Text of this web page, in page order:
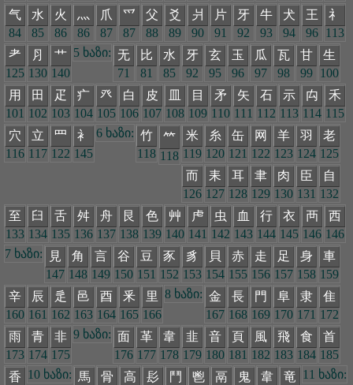
气
84
水
85
火
86
灬
86
爪
87
爫
87
父
88
爻
89
爿
90
片
91
牙
92
牛
93
犬
94
王
96
礻
113
耂
125
⺼
130
艹
140
5 ხაზი: 无
71
比
81
水
85
牙
92
玄
95
玉
96
瓜
97
瓦
98
甘
99
生
100
用
101
田
102
疋
103
疒
104
癶
105
白
106
皮
107
皿
108
目
109
矛
110
矢
111
石
112
示
113
禸
114
禾
115
穴
116
立
117
罒
122
衤
145
6 ხაზი: 竹
118
𥫗
118
米
119
糸
120
缶
121
网
122
羊
123
羽
124
老
125
而
126
耒
127
耳
128
聿
129
肉
130
臣
131
自
132
至
133
臼
134
舌
135
舛
136
舟
137
艮
138
色
139
艸
140
虍
141
虫
142
血
143
行
144
衣
145
襾
146
西
146
7 ხაზი:
見
147
角
148
言
149
谷
150
豆
151
豕
152
豸
153
貝
154
赤
155
走
156
足
157
身
158
車
159
辛
160
辰
161
辵
162
邑
163
酉
164
釆
165
里
166
8 ხაზი: 金
167
長
168
門
169
阜
170
隶
171
隹
172
雨
173
青
174
非
175
9 ხაზი: 面
176
革
177
韋
178
韭
179
音
180
頁
181
風
182
飛
183
食
184
首
185
香 10 ხაზი: 馬
骨
高
髟
鬥
鬯
鬲
鬼
韋
竜 11 ხაზი: